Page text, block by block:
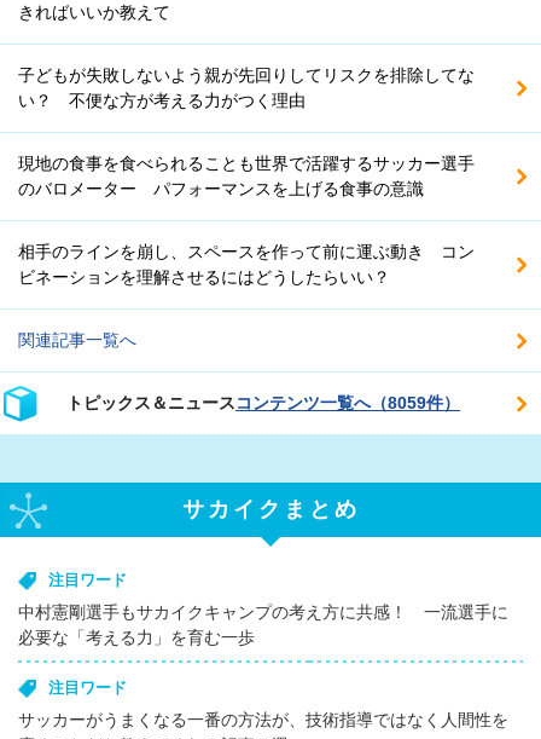
きればいいか教えて
子どもが失敗しないよう親が先回りしてリスクを排除してな
い？ 不便な方が考える力がつく理由
現地の食事を食べられることも世界で活躍するサッカー選手
のバロメーター パフォーマンスを上げる食事の意識
相手のラインを崩し、スペースを作って前に運ぶ動き コン
ビネーションを理解させるにはどうしたらいい？
関連記事一覧へ
トピックス＆ニュースコンテンツ一覧へ（8059件）
サカイクまとめ
注目ワード
中村憲剛選手もサカイクキャンプの考え方に共感！ 一流選手に
必要な「考える力」を育む一歩
注目ワード
サッカーがうまくなる一番の方法が、技術指導ではなく人間性を